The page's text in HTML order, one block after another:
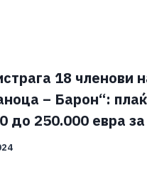
18 членови
– Барон“:
до 250.000 евра